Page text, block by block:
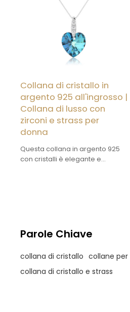
Collana di cristallo in
argento 925 all'ingrosso |
Collana di lusso con
zirconi e strass per
donna
Questa collana in argento 925
con cristalli è elegante e
Parole Chiave
collana di cristallo collane per
collana di cristallo e strass